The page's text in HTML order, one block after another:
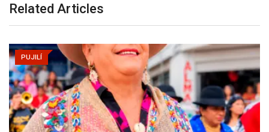
Related Articles
PUJILÍ